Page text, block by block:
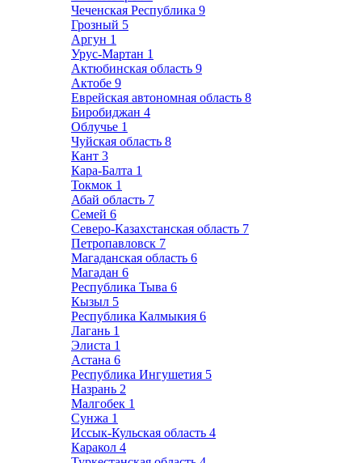
Чеченская Республика 9
Грозный 5
Аргун 1
Урус-Мартан 1
Актюбинская область 9
Актобе 9
Еврейская автономная область 8
Биробиджан 4
Облучье 1
Чуйская область 8
Кант 3
Кара-Балта 1
Токмок 1
Абай область 7
Семей 6
Северо-Казахстанская область 7
Петропавловск 7
Магаданская область 6
Магадан 6
Республика Тыва 6
Кызыл 5
Республика Калмыкия 6
Лагань 1
Элиста 1
Астана 6
Республика Ингушетия 5
Назрань 2
Малгобек 1
Сунжа 1
Иссык-Кульская область 4
Каракол 4